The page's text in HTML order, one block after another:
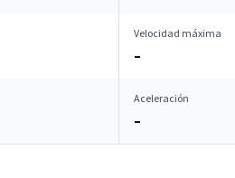
Velocidad máxima
–
Aceleración
–